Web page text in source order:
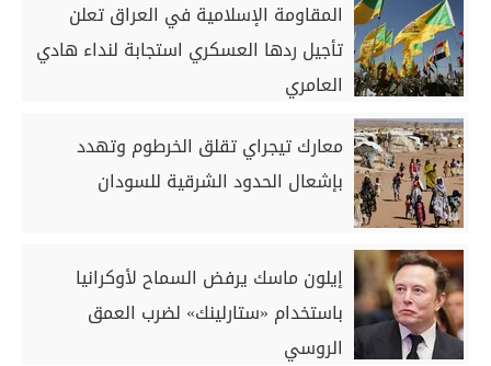
المقاومة الإسلامية في العراق تعلن
تأجيل ردها العسكري استجابة لنداء هادي
العامري
معارك تيجراي تقلق الخرطوم وتهدد
بإشعال الحدود الشرقية للسودان
إيلون ماسك يرفض السماح لأوكرانيا
باستخدام «ستارلينك» لضرب العمق
الروسي